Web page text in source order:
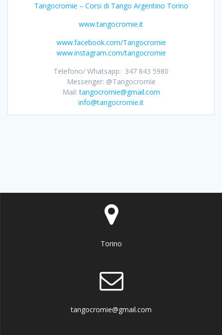
Tangocromie – Corsi di Tango Argentino Torino
www.tangocromie.it
www.facebook.com/Tangocromie
www.instagram.com/tangocromie
Telefono/ Whatsapp: 347 843 5980
Messenger: @Tangocromie
Mail:tangocromie@gmail.com
info@tangocromie.it
Torino
tangocromie@gmail.com